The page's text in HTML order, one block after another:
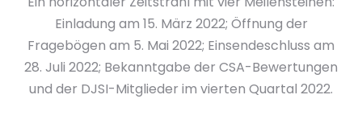
Einladung am 15. März 2022; Öffnung der
Fragebögen am 5. Mai 2022; Einsendeschluss am
28. Juli 2022; Bekanntgabe der CSA-Bewertungen
und der DJSI-Mitglieder im vierten Quartal 2022.